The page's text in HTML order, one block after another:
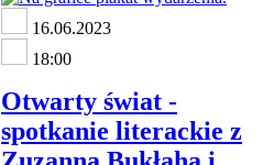
16.06.2023
18:00
Otwarty świat -
spotkanie literackie z